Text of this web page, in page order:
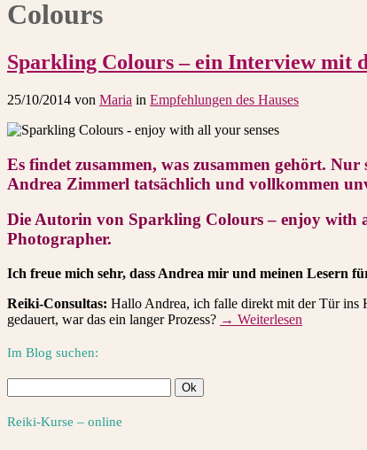
Colours
Sparkling Colours – ein Interview mit
25/10/2014 von Maria in Empfehlungen des Hauses
Es findet zusammen, was zusammen gehört.
Andrea Zimmerl tatsächlich und vollkommen
Die Autorin von Sparkling Colours – enjoy with
Photographer.
Ich freue mich sehr, dass Andrea mir und meinen Lesern
Reiki-Consultas: Hallo Andrea, ich falle direkt mit der Tür ins
gedauert, war das ein langer Prozess? → Weiterlesen
Im Blog suchen:
Reiki-Kurse – online